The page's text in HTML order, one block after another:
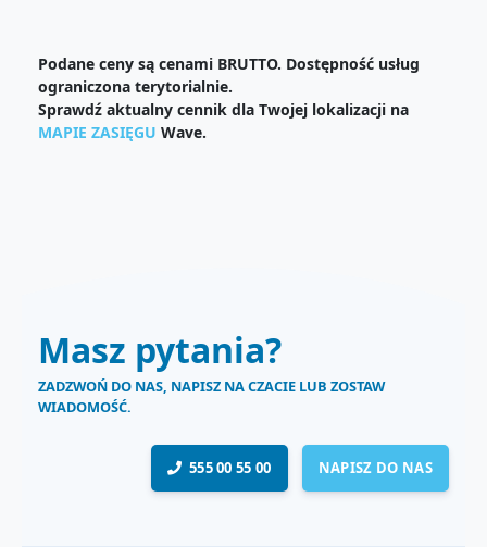
Podane ceny są cenami BRUTTO. Dostępność usług
ograniczona terytorialnie.
Sprawdź aktualny cennik dla Twojej lokalizacji na
MAPIE ZASIĘGU Wave.
Masz pytania?
ZADZWOŃ DO NAS, NAPISZ NA CZACIE LUB ZOSTAW
WIADOMOŚĆ.
555 00 55 00 NAPISZ DO NAS